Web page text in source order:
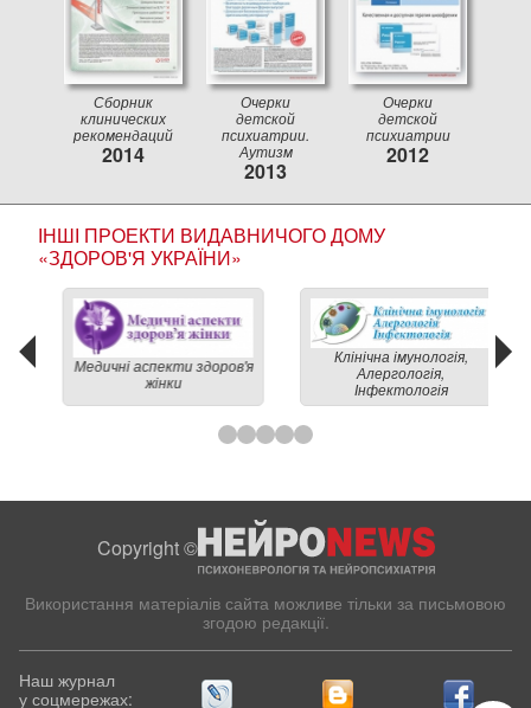
Сборник
клинических
рекомендаций
2014
Очерки
детской
психиатрии.
Аутизм
2013
Очерки
детской
психиатрии
2012
ІНШІ ПРОЕКТИ ВИДАВНИЧОГО ДОМУ
«ЗДОРОВ'Я УКРАЇНИ»
Медичні аспекти здоров'я
жінки
Клінічна імунологія,
Алергологія,
Інфектологія
Copyright ©
Використання матеріалів сайта можливе тільки за письмовою
згодою редакції.
Наш журнал
у соцмережах: